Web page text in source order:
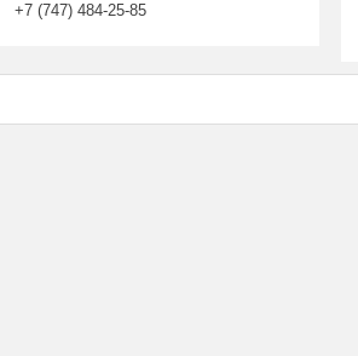
+7 (747) 484-25-85